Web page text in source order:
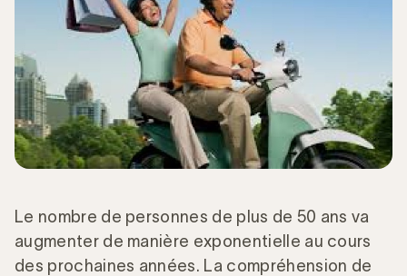
Le nombre de personnes de plus de 50 ans va
augmenter de manière exponentielle au cours
des prochaines années. La compréhension de